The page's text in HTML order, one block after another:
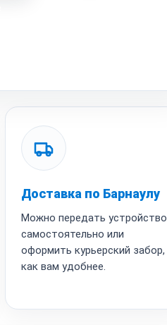
Доставка по Барнаулу
Можно передать устройство
самостоятельно или
оформить курьерский забор,
как вам удобнее.